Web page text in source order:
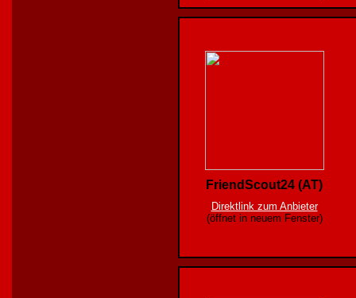
FriendScout24 (AT)
Direktlink zum Anbieter
(öffnet in neuem Fenster)